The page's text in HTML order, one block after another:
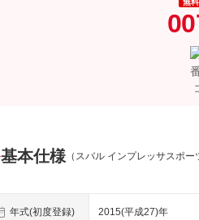
無料
基本仕様 （スバル インプレッサスポ
年式(初度登録) 2015(平成27)年